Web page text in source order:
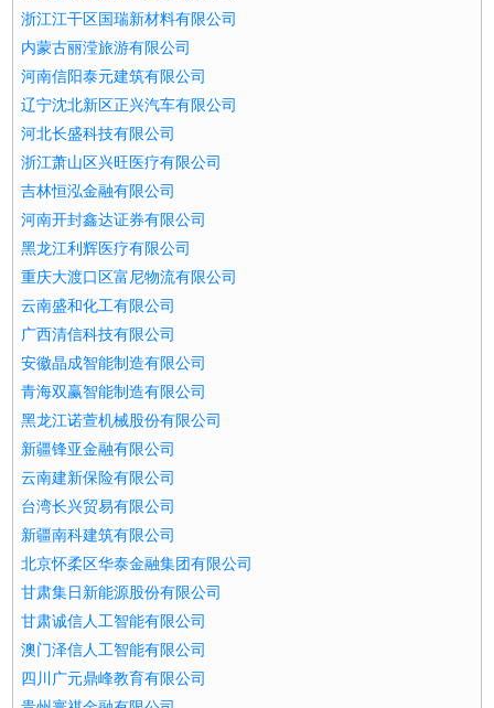
浙江江干区国瑞新材料有限公司
内蒙古丽滢旅游有限公司
河南信阳泰元建筑有限公司
辽宁沈北新区正兴汽车有限公司
河北长盛科技有限公司
浙江萧山区兴旺医疗有限公司
吉林恒泓金融有限公司
河南开封鑫达证券有限公司
黑龙江利辉医疗有限公司
重庆大渡口区富尼物流有限公司
云南盛和化工有限公司
广西清信科技有限公司
安徽晶成智能制造有限公司
青海双赢智能制造有限公司
黑龙江诺萱机械股份有限公司
新疆锋亚金融有限公司
云南建新保险有限公司
台湾长兴贸易有限公司
新疆南科建筑有限公司
北京怀柔区华泰金融集团有限公司
甘肃集日新能源股份有限公司
甘肃诚信人工智能有限公司
澳门泽信人工智能有限公司
四川广元鼎峰教育有限公司